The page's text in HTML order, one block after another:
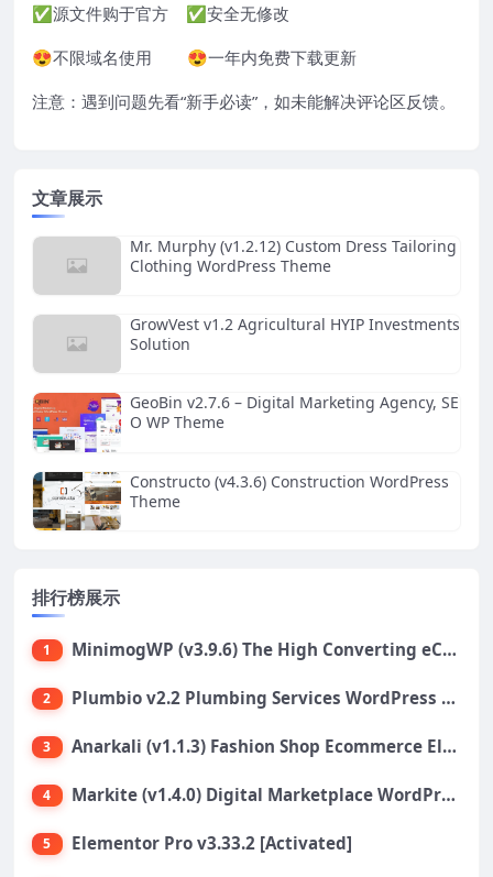
✅源文件购于官方 ✅安全无修改
😍不限域名使用 😍一年内免费下载更新
注意：遇到问题先看“新手必读”，如未能解决评论区反馈。
文章展示
Mr. Murphy (v1.2.12) Custom Dress Tailoring
Clothing WordPress Theme
GrowVest v1.2 Agricultural HYIP Investments
Solution
GeoBin v2.7.6 – Digital Marketing Agency, SE
O WP Theme
Constructo (v4.3.6) Construction WordPress
Theme
排行榜展示
1 MinimogWP (v3.9.6) The High Converting eCommerce WordPress Theme
2 Plumbio v2.2 Plumbing Services WordPress Theme
3 Anarkali (v1.1.3) Fashion Shop Ecommerce Elementor Theme
4 Markite (v1.4.0) Digital Marketplace WordPress Theme
5 Elementor Pro v3.33.2 [Activated]